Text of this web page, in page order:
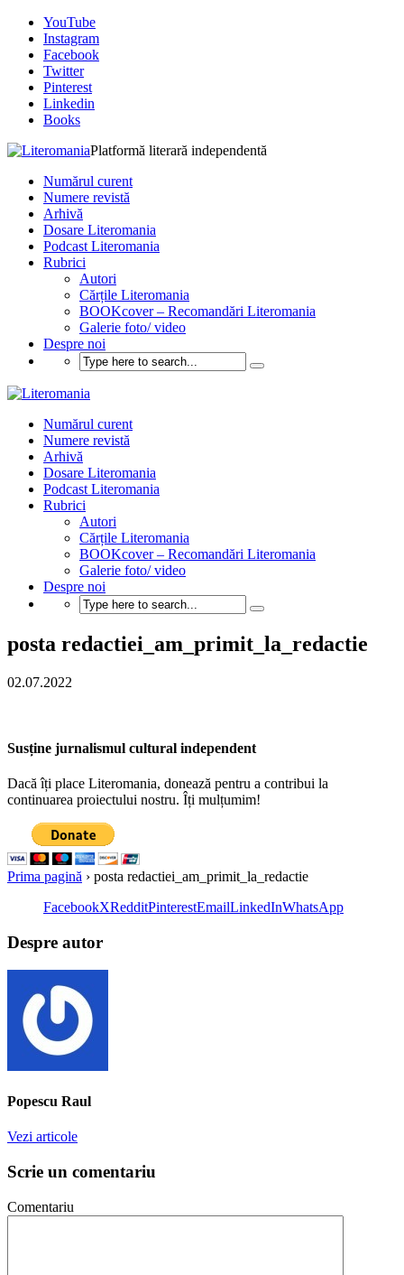
YouTube
Instagram
Facebook
Twitter
Pinterest
Linkedin
Books
Platformă literară independentă
Numărul curent
Numere revistă
Arhivă
Dosare Literomania
Podcast Literomania
Rubrici
Autori
Cărțile Literomania
BOOKcover – Recomandări Literomania
Galerie foto/ video
Despre noi
Numărul curent
Numere revistă
Arhivă
Dosare Literomania
Podcast Literomania
Rubrici
Autori
Cărțile Literomania
BOOKcover – Recomandări Literomania
Galerie foto/ video
Despre noi
posta redactiei_am_primit_la_redactie
02.07.2022
Susține jurnalismul cultural independent
Dacă îți place Literomania, donează pentru a contribui la
continuarea proiectului nostru. Îți mulțumim!
Prima pagină › posta redactiei_am_primit_la_redactie
FacebookXRedditPinterestEmailLinkedInWhatsApp
Despre autor
Popescu Raul
Vezi articole
Scrie un comentariu
Comentariu